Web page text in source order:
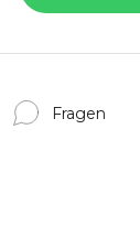
Fragen